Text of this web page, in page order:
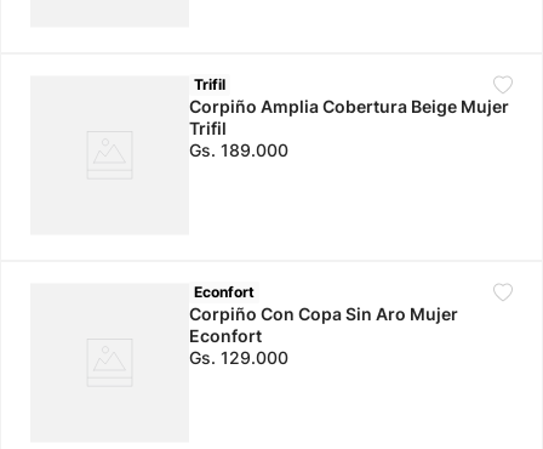
Trifil
Corpiño Amplia Cobertura Beige Mujer
Trifil
Gs. 189.000
Econfort
Corpiño Con Copa Sin Aro Mujer
Econfort
Gs. 129.000